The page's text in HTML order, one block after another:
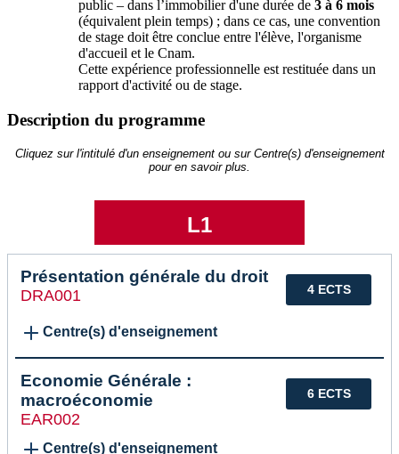
public – dans l’immobilier d'une durée de 3 à 6 mois
(équivalent plein temps) ; dans ce cas, une convention
de stage doit être conclue entre l'élève, l'organisme
d'accueil et le Cnam.
Cette expérience professionnelle est restituée dans un
rapport d'activité ou de stage.
Description du programme
Cliquez sur l'intitulé d'un enseignement ou sur Centre(s) d'enseignement
pour en savoir plus.
L1
4 ECTS
Présentation générale du droit
DRA001
Centre(s) d'enseignement
6 ECTS
Economie Générale :
macroéconomie
EAR002
Centre(s) d'enseignement